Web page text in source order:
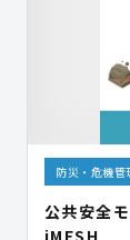
防災・危機管
公共安全
iMESH